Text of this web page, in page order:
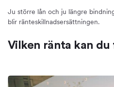
Ju större lån och ju längre
blir ränteskillnadsersättningen.
Vilken ränta kan du